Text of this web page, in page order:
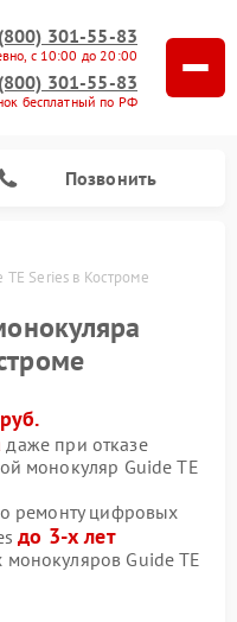
301-55-83
с 10:00 до 20:00
301-55-83
бесплатный по РФ
Позвонить
Series в Костроме
даже при отказе
монокуляр Guide TE
ремонту цифровых
до 3-х лет
Guide TE